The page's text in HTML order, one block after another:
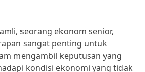
seorang ekonom senior,
sangat penting untuk
mengambil keputusan yang
kondisi ekonomi yang tidak